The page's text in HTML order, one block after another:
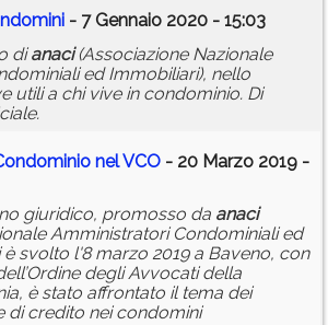
- 7 Gennaio 2020 - 15:03
dianaci(Associazione Nazionale
ed Immobiliari), nello
utili a chi vive in condominio. Di
nel VCO - 20 Marzo 2019 -
giuridico, promosso da anaci
Amministratori Condominiali ed
svolto l'8 marzo 2019 a Baveno, con
degli Avvocati della
è stato affrontato il tema dei
di credito nei condomini